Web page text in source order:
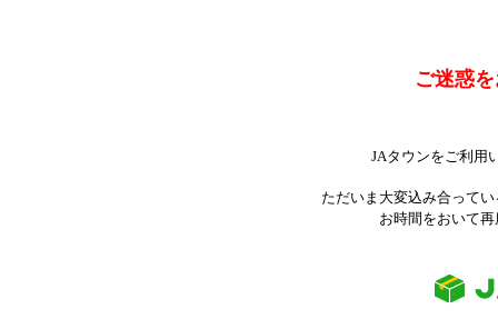
ご迷惑
JAタウンをご利用
ただいま大変込み合って
お時間をおいて